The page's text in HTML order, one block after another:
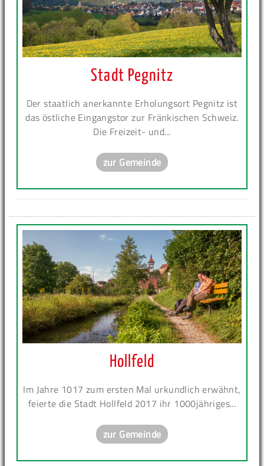
Stadt Pegnitz
Der staatlich anerkannte Erholungsort Pegnitz ist
das östliche Eingangstor zur Fränkischen Schweiz.
Die Freizeit- und...
zur Gemeinde
Hollfeld
Im Jahre 1017 zum ersten Mal urkundlich erwähnt,
feierte die Stadt Hollfeld 2017 ihr 1000jähriges...
zur Gemeinde